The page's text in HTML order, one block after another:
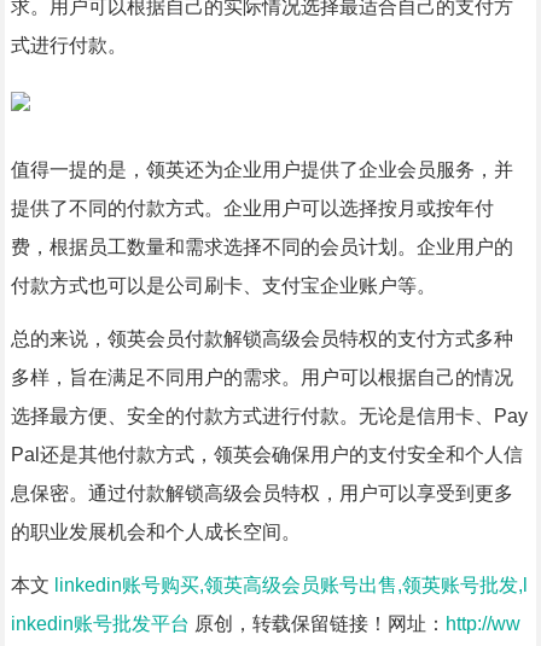
求。用户可以根据自己的实际情况选择最适合自己的支付方
式进行付款。
值得一提的是，领英还为企业用户提供了企业会员服务，并
提供了不同的付款方式。企业用户可以选择按月或按年付
费，根据员工数量和需求选择不同的会员计划。企业用户的
付款方式也可以是公司刷卡、支付宝企业账户等。
总的来说，领英会员付款解锁高级会员特权的支付方式多种
多样，旨在满足不同用户的需求。用户可以根据自己的情况
选择最方便、安全的付款方式进行付款。无论是信用卡、Pay
Pal还是其他付款方式，领英会确保用户的支付安全和个人信
息保密。通过付款解锁高级会员特权，用户可以享受到更多
的职业发展机会和个人成长空间。
本文 linkedin账号购买,领英高级会员账号出售,领英账号批发,l
inkedin账号批发平台 原创，转载保留链接！网址： http://ww